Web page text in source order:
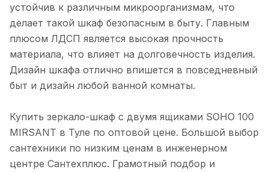
устойчив к различным микроорганизмам, что
делает такой шкаф безопасным в быту. Главным
плюсом ЛДСП является высокая прочность
материала, что влияет на долговечность изделия.
Дизайн шкафа отлично впишется в повседневный
быт и дизайн любой ванной комнаты.
Купить зеркало-шкаф с двумя ящиками SOHO 100
MIRSANT в Туле по оптовой цене. Большой выбор
сантехники по низким ценам в инженерном
центре Сантехплюс. Грамотный подбор и